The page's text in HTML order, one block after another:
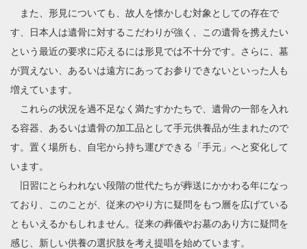
また、形見についても、故人を懐かしむ対象としての存在で
す、日本人は遺骨に対するこだわりが強く、この遺骨を携えたい
という最近の要求に応えるには形見では不十分です。さらに、墓
が買えない、あるいは遠方にあってお参りできないといった人も
増えています。
これらの状況を過不足なく満たすかたちで、遺骨の一部を入れ
る容器、あるいは遺骨の加工品として手元供養品が生まれたので
す。置く場所も、自宅から持ち運びできる「手元」へと変化して
います。
旧習にとらわれない段階の世代たちが葬送にかかわる年になっ
ており、このことが、従来のやり方に疑問をもつ層を広げている
ともいえるかもしれません。従来の葬儀やお墓のあり方に疑問を
感じ、新しい供養の選択肢を考え提唱を始めています。